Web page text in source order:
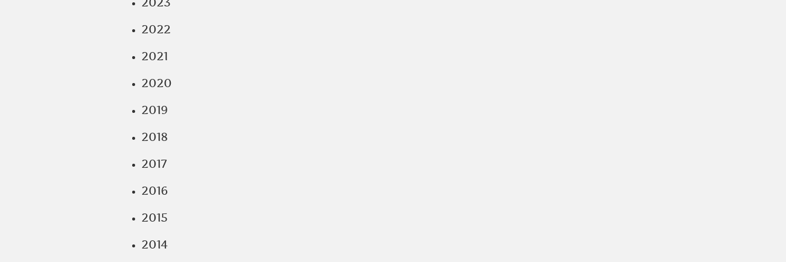
2022
2021
2020
2019
2018
2017
2016
2015
2014